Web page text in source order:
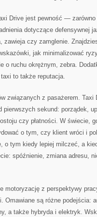
Drive jest pewność —
dotyczące defensywnej
zawieja czy zamglenie.
jak minimalizować
o ruchu okrężnym, zebra.
to także reputacja.
związanych z pasażerem.
pierwszych sekund: porządek,
czy płatności. W świecie,
o tym, czy klient wróci i
o tym kiedy lepiej milczeć, a
spóźnienie, zmiana adresu,
motoryzację z perspektywy
Omawiane są różne podejścia:
a także hybryda i elektryk.